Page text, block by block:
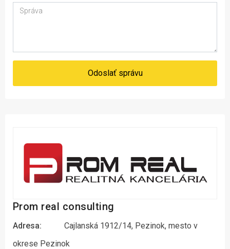
Odoslať správu
Prom real consulting
Adresa:
Cajlanská 1912/14, Pezinok, mesto v
okrese Pezinok